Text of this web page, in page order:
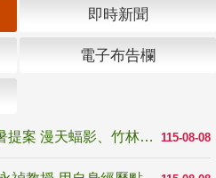
即時新聞
電子布告欄
115-08-08
青年壯遊點精選夏夜限定避暑提案 漫天蝠影、竹林尋蛙、茶香夜觀 邀青年暮色出發